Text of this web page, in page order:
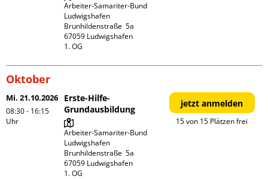
Arbeiter-Samariter-Bund
Ludwigshafen
Brunhildenstraße  5a
67059 Ludwigshafen
1. OG
Oktober
Mi. 21.10.2026
08:30 - 16:15
Uhr
Erste-Hilfe-
Grundausbildung
Arbeiter-Samariter-Bund
Ludwigshafen
Brunhildenstraße  5a
67059 Ludwigshafen
1. OG
jetzt anmelden
15 von 15 Plätzen frei